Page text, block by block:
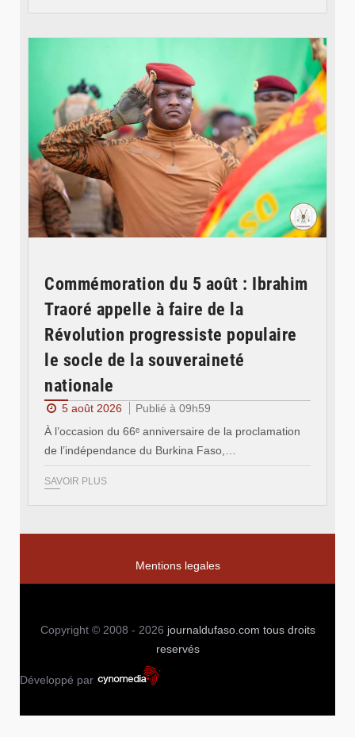
Commémoration du 5 août : Ibrahim
Traoré appelle à faire de la
Révolution progressiste populaire
le socle de la souveraineté
nationale
5 août 2026
Publié à 09h59
À l’occasion du 66ᵉ anniversaire de la proclamation
de l’indépendance du Burkina Faso,…
SAVOIR PLUS
Mentions legales
Copyright © 2008 - 2026 journaldufaso.com tous droits
reservés
Développé par